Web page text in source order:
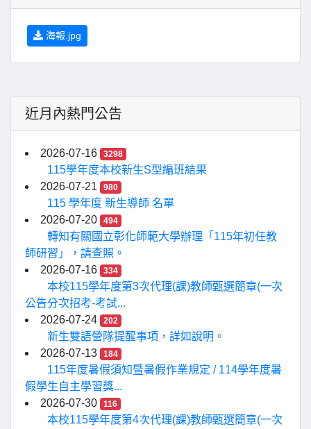
海報.jpg
近月內熱門公告
2026-07-16 3298
115學年度本校新生S型編班結果
2026-07-21
980
115 學年度 新生導師 名單
2026-07-20
494
轉知有關國立彰化師範大學辦理「115年初任教
師研習」，請查照。
2026-07-16
334
本校115學年度第3次代理(課)教師甄選簡章(一次
公告分次招考-考試...
2026-07-24
202
新生雙語營隊提醒事項，詳如說明。
2026-07-13
184
115年度暑假須知暨暑假作業規定 / 114學年度暑
假學生自主學習獎...
2026-07-30
116
本校115學年度第4次代理(課)教師甄選簡章(一次